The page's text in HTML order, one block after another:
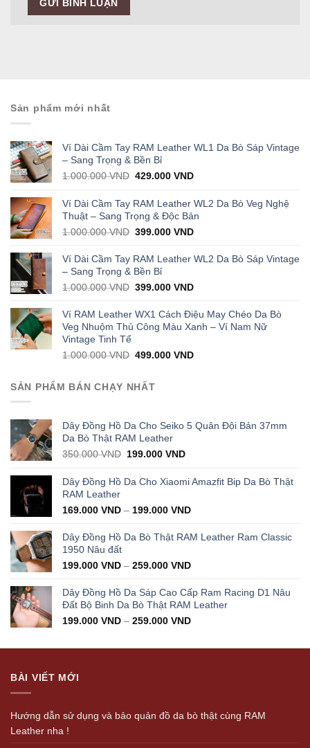
Sản phẩm mới nhất
Ví Dài Cầm Tay RAM Leather WL1 Da Bò Sáp Vintage
– Sang Trọng & Bền Bỉ
1.000.000VND Original
was:
1.000.000 VND.
429.000VNDCurrent
is:
429.000 VND.
Ví Dài Cầm Tay RAM Leather WL2 Da Bò Veg Nghệ
Thuật – Sang Trọng & Độc Bản
1.000.000VND Original
was:
1.000.000 VND.
399.000VNDCurrent
is:
Ví Dài Cầm Tay RAM Leather WL2 Da Bò Sáp Vintage
– Sang Trọng & Bền Bỉ
1.000.000VND Original
was:
1.000.000 VND.
399.000VNDCurrent
is:
399.000 VND.
Ví RAM Leather WX1 Cách Điệu May Chéo Da Bò
Veg Nhuộm Thủ Công Màu Xanh – Ví Nam Nữ
Vintage Tinh Tế
1.000.000VND Original
was:
1.000.000 VND.
499.000VNDCurrent
SẢN PHẨM BÁN CHẠY NHẤT
Dây Đồng Hồ Da Cho Seiko 5 Quân Đội Bản 37mm
Da Bò Thật RAM Leather
350.000VND Original
was:
199.000VNDCurrent
is:
199.000 VND.
Dây Đồng Hồ Da Cho Xiaomi Amazfit Bip Da Bò Thật
RAM Leather
169.000 VND – 199.000 VND
Dây Đồng Hồ Da Bò Thật RAM Leather Ram Classic
1950 Nâu đất
199.000 VND – 259.000 VND
Dây Đồng Hồ Da Sáp Cao Cấp Ram Racing D1 Nâu
Đất Bộ Binh Da Bò Thật RAM Leather
199.000 VND – 259.000 VND
BÀI VIẾT MỚI
Hướng dẫn sử dụng và bảo quản đồ da bò thật cùng RAM
Leather nha !